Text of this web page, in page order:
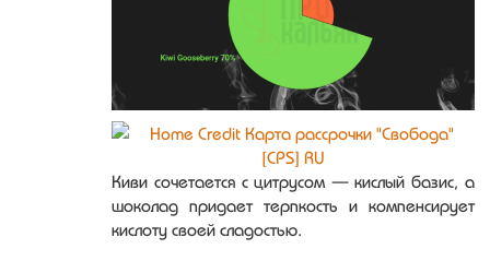
Киви сочетается с цитрусом — кислый базис, а
шоколад придает терпкость и компенсирует
кислоту своей сладостью.